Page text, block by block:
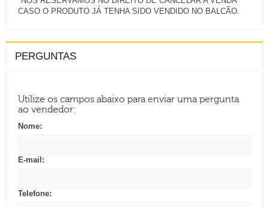
PERGUNTAS
Utilize os campos abaixo para enviar uma pergunta
ao vendedor:
Nome:
E-mail:
Telefone: